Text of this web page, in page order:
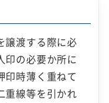
譲渡する際に必
印の必要か所に
印時薄く重ねて
重線等を引かれ